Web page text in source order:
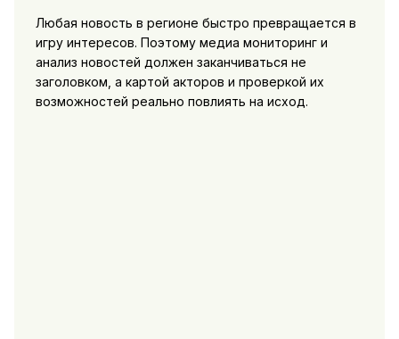
Любая новость в регионе быстро превращается в
игру интересов. Поэтому медиа мониторинг и
анализ новостей должен заканчиваться не
заголовком, а картой акторов и проверкой их
возможностей реально повлиять на исход.